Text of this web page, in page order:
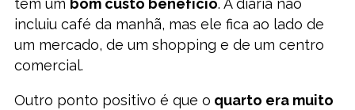
tem um bom custo benefício. A diária não
incluiu café da manhã, mas ele fica ao lado de
um mercado, de um shopping e de um centro
comercial.
Outro ponto positivo é que o quarto era muito